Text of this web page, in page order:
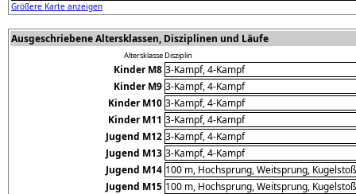
Größere Karte anzeigen
Ausgeschriebene Altersklassen, Disziplinen und Läufe
AltersklasseDisziplin
Kinder M8 3-Kampf, 4-Kampf
Kinder M9 3-Kampf, 4-Kampf
Kinder M10 3-Kampf, 4-Kampf
Kinder M11 3-Kampf, 4-Kampf
Jugend M12 3-Kampf, 4-Kampf
Jugend M13 3-Kampf, 4-Kampf
Jugend M14 100 m, Hochsprung, Weitsprung,
Jugend M15 100 m, Hochsprung, Weitsprung,